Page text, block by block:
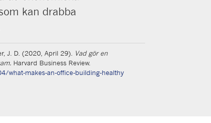
kan drabba
J. D. (2020, April 29).
Vad gör en
Harvard Business Review.
what-makes-an-office-building-healthy